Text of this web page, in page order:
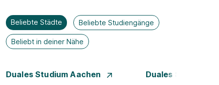
Beliebte Städte Beliebte Studiengänge
Beliebt in deiner Nähe
Duales Studium Aachen
Duales Studium